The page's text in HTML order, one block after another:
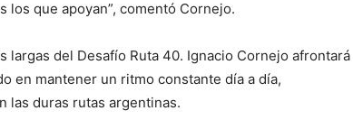
los que apoyan”, comentó Cornejo.
largas del Desafío Ruta 40. Ignacio Cornejo afrontará
en mantener un ritmo constante día a día,
las duras rutas argentinas.